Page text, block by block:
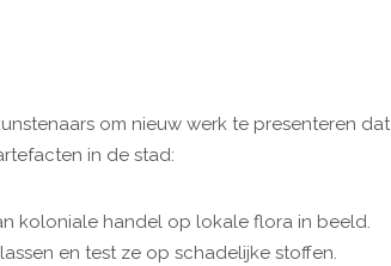
om nieuw werk te presenteren dat
in de stad:
koloniale handel op lokale flora in beeld.
en test ze op schadelijke stoffen.